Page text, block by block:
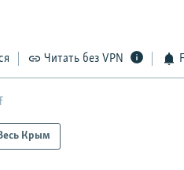
Читать без VPN
Крым